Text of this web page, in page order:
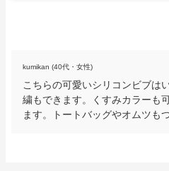
kumikan (40代・女性)
こちらの可愛いシリコンビブは
繍もできます。くすみカラーも
ます。トートバッグやオムツも